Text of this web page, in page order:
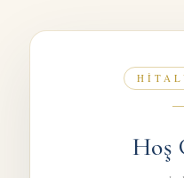
ItalianHoş